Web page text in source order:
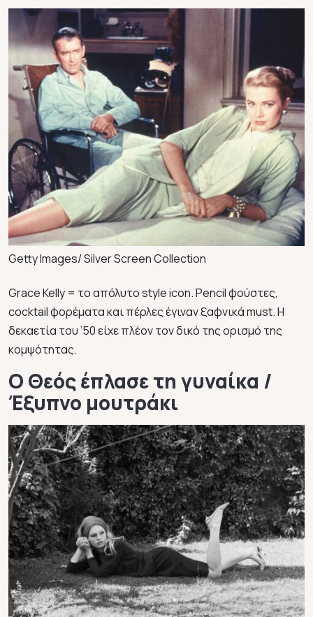
Getty Images/ Silver Screen Collection
Grace Kelly = το απόλυτο style icon. Pencil φούστες,
cocktail φορέματα και πέρλες έγιναν ξαφνικά must. Η
δεκαετία του ’50 είχε πλέον τον δικό της ορισμό της
κομψότητας.
Ο Θεός έπλασε τη γυναίκα /
Έξυπνο μουτράκι